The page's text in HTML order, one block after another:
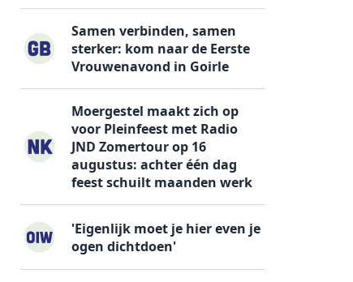
Samen verbinden, samen
sterker: kom naar de Eerste
Vrouwenavond in Goirle
Moergestel maakt zich op
voor Pleinfeest met Radio
JND Zomertour op 16
augustus: achter één dag
feest schuilt maanden werk
'Eigenlijk moet je hier even je
ogen dichtdoen'